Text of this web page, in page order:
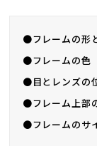
●フレームの形
●フレームの色
●目とレンズの
●フレーム上部
●フレームのサ